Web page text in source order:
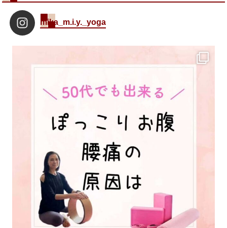
mika_m.i.y._yoga